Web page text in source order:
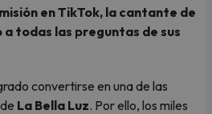
en TikTok, la cantante de
a todas las preguntas de sus
convertirse en una de las
La Bella Luz. Por ello, los miles